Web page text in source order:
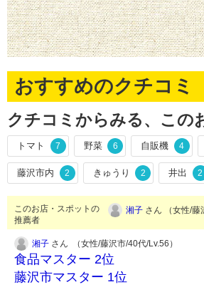
おすすめのクチコミ
クチコミからみる、この
トマト 7 野菜 6 自販機 4
藤沢市内 2 きゅうり 2 井出 2
このお店・スポットの
推薦者
湘子 さん （女性/藤
湘子 さん （女性/藤沢市/40代/Lv.56）
食品マスター 2位
藤沢市マスター 1位